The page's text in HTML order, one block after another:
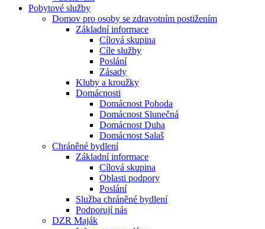
Pobytové služby
Domov pro osoby se zdravotním postižením
Základní informace
Cílová skupina
Cíle služby
Poslání
Zásady
Kluby a kroužky
Domácnosti
Domácnost Pohoda
Domácnost Slunečná
Domácnost Duha
Domácnost Salaš
Chráněné bydlení
Základní informace
Cílová skupina
Oblasti podpory
Poslání
Služba chráněné bydlení
Podporují nás
DZR Maják